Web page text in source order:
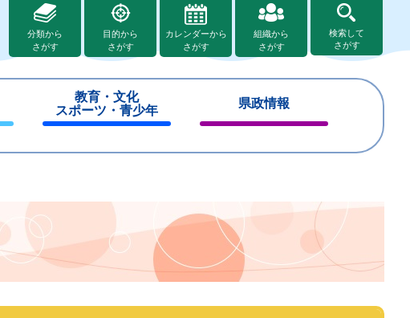
分類から
さがす
目的から
さがす
カレンダーから
さがす
組織から
さがす
検索して
さがす
教育・文化
スポーツ・青少年
じ
県政情報
じ